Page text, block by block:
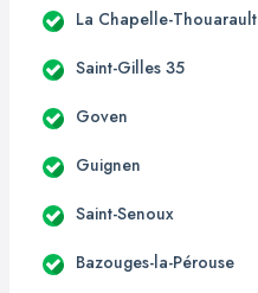
La Chapelle-Thouarault
Saint-Gilles 35
Goven
Guignen
Saint-Senoux
Bazouges-la-Pérouse